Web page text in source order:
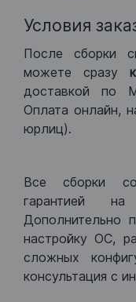
Условия
После сборки
можете сразу
доставкой по
Оплата онлайн,
юрлиц).
Все сборки
гарантией
Дополнительно
настройку ОС,
сложных
консультация с